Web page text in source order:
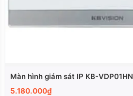
Màn hình giám sát IP KB-VDP01HN
5.180.000₫